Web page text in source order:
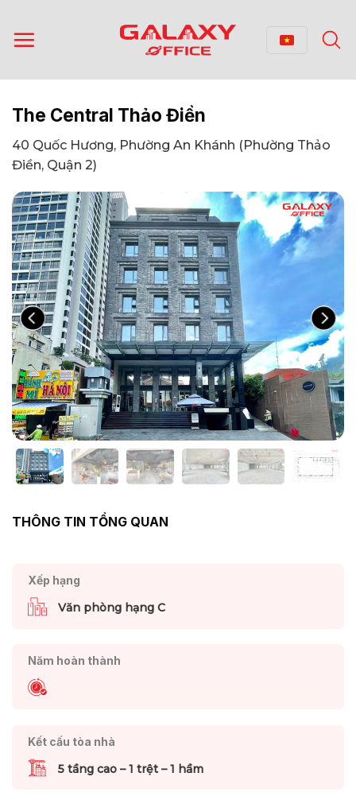
qua
nội
The Central Thảo Điền
40 Quốc Hương, Phường An Khánh (Phường Thảo
Điền, Quận 2)
THÔNG TIN TỔNG QUAN
Xếp hạng
Văn phòng hạng C
Năm hoàn thành
Kết cấu tòa nhà
5 tầng cao – 1 trệt – 1 hầm